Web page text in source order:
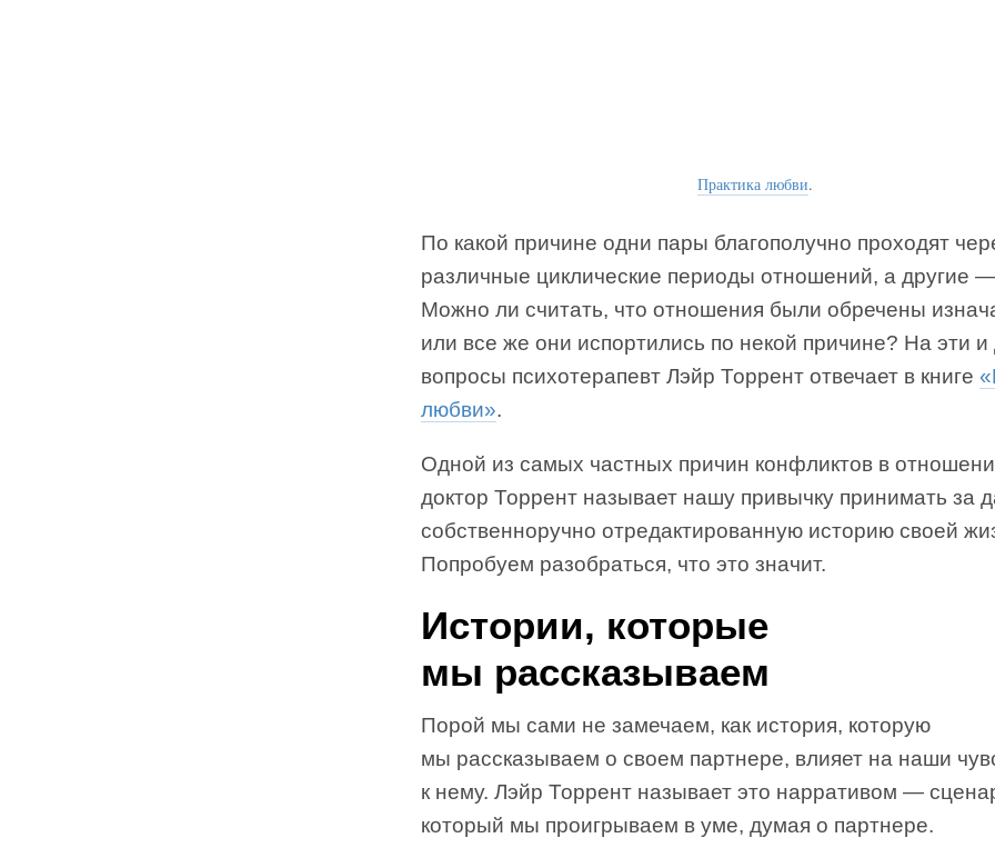
Практика любви.
По какой причине одни пары благополучно проходят
различные циклические периоды отношений, а другие
Можно ли считать, что отношения были обречены
или все же они испортились по некой причине? На эти и
вопросы психотерапевт Лэйр Торрент отвечает в книге
любви».
Одной из самых частных причин конфликтов в
доктор Торрент называет нашу привычку принимать за
собственноручно отредактированную историю своей
Попробуем разобраться, что это значит.
Истории, которые
мы рассказываем
Порой мы сами не замечаем, как история, которую
мы рассказываем о своем партнере, влияет на наши
к нему. Лэйр Торрент называет это нарративом —
который мы проигрываем в уме, думая о партнере.